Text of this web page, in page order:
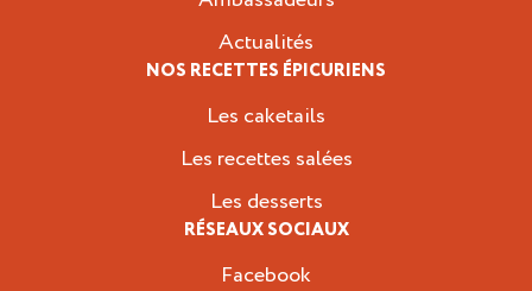
Actualités
NOS RECETTES ÉPICURIENS
Les caketails
Les recettes salées
Les desserts
RÉSEAUX SOCIAUX
Facebook